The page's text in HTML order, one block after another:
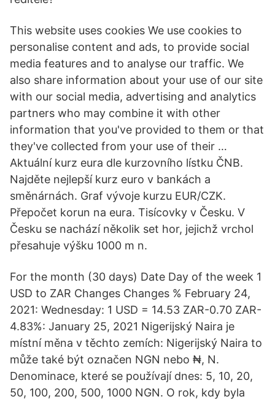
This website uses cookies We use cookies to
personalise content and ads, to provide social
media features and to analyse our traffic. We
also share information about your use of our site
with our social media, advertising and analytics
partners who may combine it with other
information that you've provided to them or that
they've collected from your use of their …
Aktuální kurz eura dle kurzovního lístku ČNB.
Najděte nejlepší kurz euro v bankách a
směnárnách. Graf vývoje kurzu EUR/CZK.
Přepočet korun na eura. Tisícovky v Česku. V
Česku se nachází několik set hor, jejichž vrchol
přesahuje výšku 1000 m n.
For the month (30 days) Date Day of the week 1
USD to ZAR Changes Changes % February 24,
2021: Wednesday: 1 USD = 14.53 ZAR-0.70 ZAR-
4.83%: January 25, 2021 Nigerijský Naira je
místní měna v těchto zemích: Nigerijský Naira to
může také být označen NGN nebo ₦, N.
Denominace, které se používají dnes: 5, 10, 20,
50, 100, 200, 500, 1000 NGN. O rok, kdy byla